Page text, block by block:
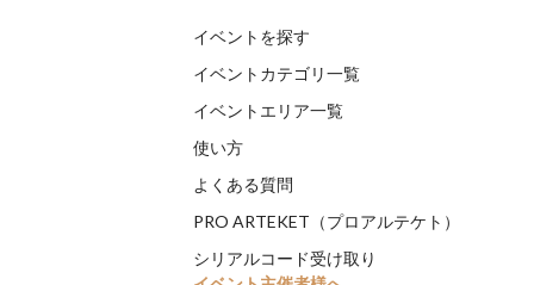
イベントを探す
イベントカテゴリ一覧
イベントエリア一覧
使い方
よくある質問
PRO ARTEKET（プロアルテケト）
シリアルコード受け取り